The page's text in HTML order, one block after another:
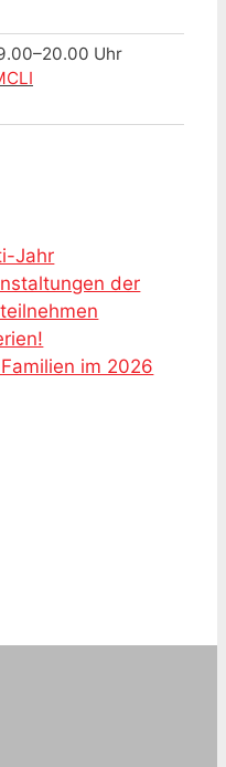
Uhr
Jahr
der
im 2026